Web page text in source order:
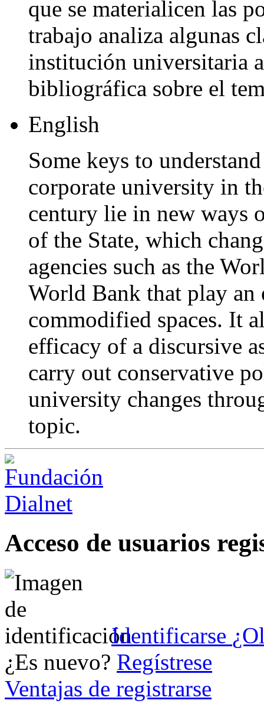
que se materialicen las
trabajo analiza algunas
institución universitaria
bibliográfica sobre el
English
Some keys to
corporate university in
century lie in new ways
of the State, which
agencies such as the
World Bank that play an
commodified spaces. It
efficacy of a discursive
carry out conservative
university changes
topic.
Acceso de usuarios
Identificarse
¿Es nuevo? Regístrese
Ventajas de registrarse